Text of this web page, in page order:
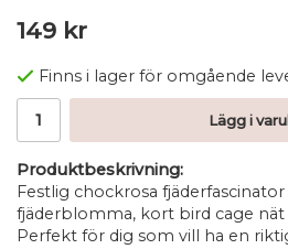
149 kr
Finns i lager för omgående
Lägg i
Produktbeskrivning:
Festlig chockrosa
fjäderblomma, kort bird cage
Perfekt för dig som vill ha en